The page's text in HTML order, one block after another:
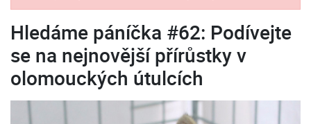
Hledáme páníčka #62: Podívejte
se na nejnovější přírůstky v
olomouckých útulcích